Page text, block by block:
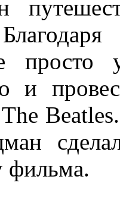
просто
и
фильма.